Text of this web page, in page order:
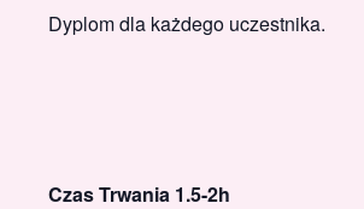
Dyplom dla każdego uczestnika.
Czas Trwania 1.5-2h